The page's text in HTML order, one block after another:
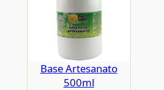
Base Artesanato
500ml